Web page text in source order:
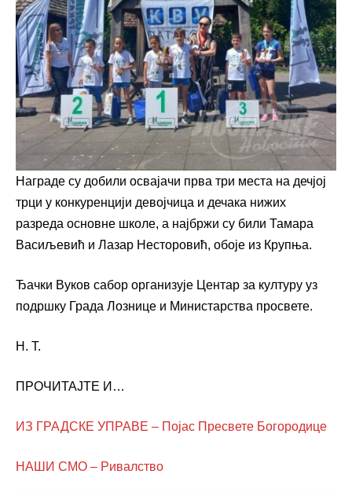
Награде су добили освајачи прва три места на дечјој
трци у конкуренцији девојчица и дечака нижих
разреда основне школе, а најбржи су били Тамара
Васиљевић и Лазар Несторовић, обоје из Крупња.
Ђачки Вуков сабор организује Центар за културу уз
подршку Града Лознице и Министарства просвете.
Н. Т.
ПРОЧИТАЈТЕ И…
ИЗ ГРАДСКЕ УПРАВЕ – Појас Пресвете Богородице
НАШИ СМО – Ривалство